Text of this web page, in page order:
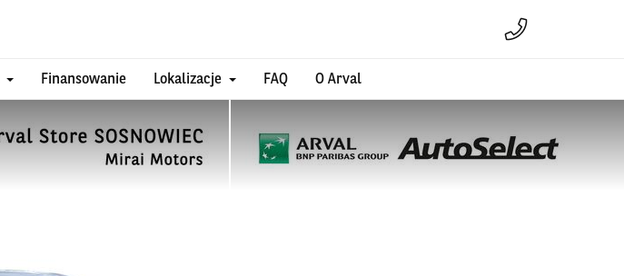
Finansowanie Lokalizacje FAQ O Arval